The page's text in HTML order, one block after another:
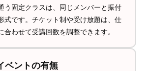
う固定クラスは、同じメンバーと振付
式です。チケット制や受け放題は、仕
合わせて受講回数を調整できます。
ベントの有無